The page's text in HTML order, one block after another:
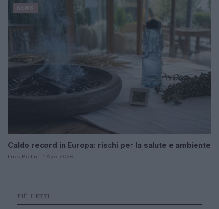
Caldo record in Europa: rischi per la salute e ambiente
Luca Bellini · 1 Ago 2026
PIÙ LETTI